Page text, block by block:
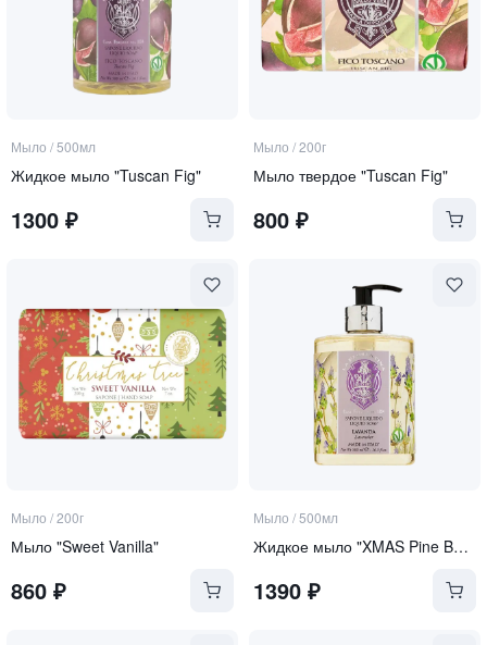
Мыло /500мл
Жидкое мыло "Tuscan Fig"
1300 ₽
Мыло /200г
Мыло твердое "Tuscan Fig"
800₽
Мыло /200г
Мыло "Sweet Vanilla"
860 ₽
Мыло /500мл
Жидкое мыло "XMAS Pine Berry"
1390₽